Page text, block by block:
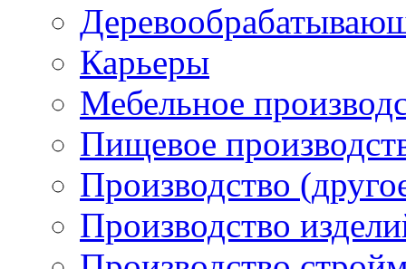
Карьеры
Мебельное
Пищевое
Производство
Производство